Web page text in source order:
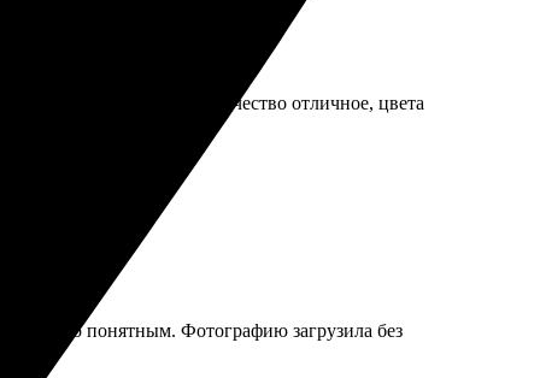
результат порадовал. Качество отличное, цвета
понятным. Фотографию загрузила без